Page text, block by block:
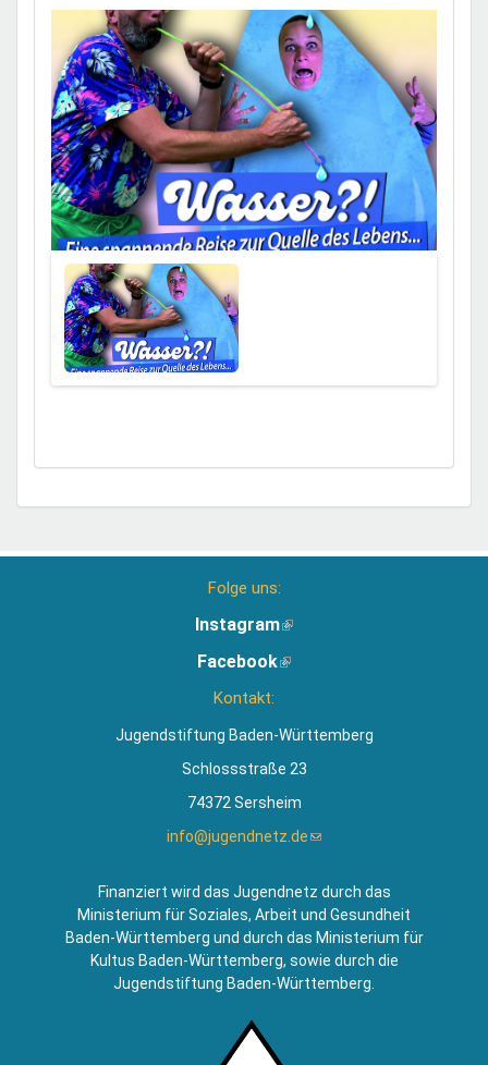
Folge uns:
Instagram(Link
extern)
Facebook(Link
Kontakt:
Jugendstiftung Baden-Württemberg
Schlossstraße 23
74372 Sersheim
info@jugendnetz.de(Link
Mail)
Finanziert wird das Jugendnetz durch das
Ministerium für Soziales, Arbeit und Gesundheit
Baden-Württemberg und durch das Ministerium für
Kultus Baden-Württemberg, sowie durch die
Jugendstiftung Baden-Württemberg.